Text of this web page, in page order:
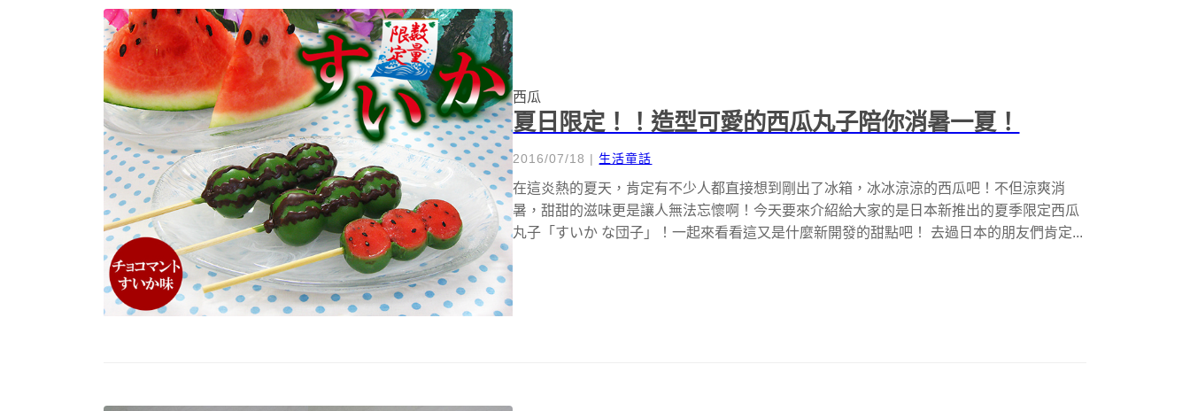
西瓜
夏日限定！！造型可愛的西瓜丸子陪你消暑一夏！
2016/07/18 | 生活童話
在這炎熱的夏天，肯定有不少人都直接想到剛出了冰箱，冰冰涼涼的西瓜吧！不但涼爽消
暑，甜甜的滋味更是讓人無法忘懷啊！今天要來介紹給大家的是日本新推出的夏季限定西瓜
丸子「すいか な団子」！一起來看看這又是什麼新開發的甜點吧！ 去過日本的朋友們肯定...